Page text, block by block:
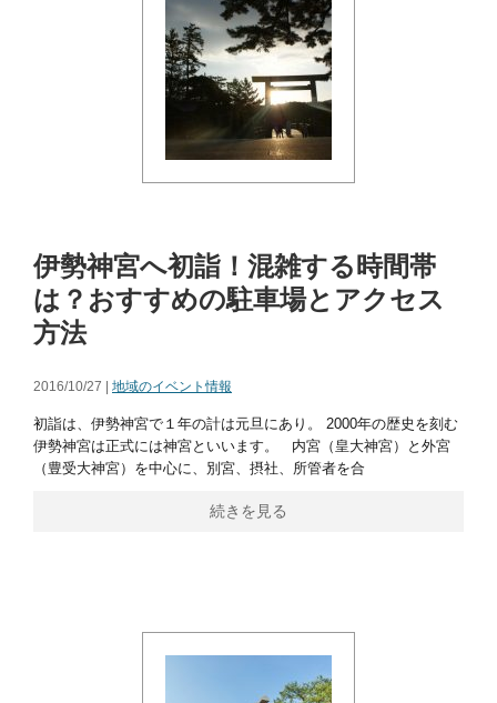
伊勢神宮へ初詣！混雑する時間帯
は？おすすめの駐車場とアクセス
方法
2016/10/27 | 地域のイベント情報
初詣は、伊勢神宮で１年の計は元旦にあり。 2000年の歴史を刻む
伊勢神宮は正式には神宮といいます。 内宮（皇大神宮）と外宮
（豊受大神宮）を中心に、別宮、摂社、所管者を合
続きを見る